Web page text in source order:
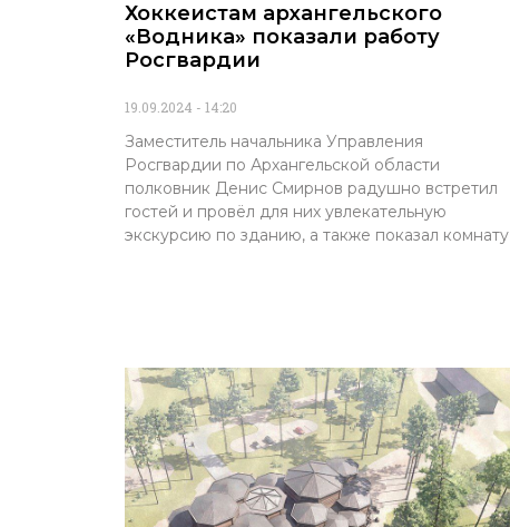
Хоккеистам архангельского
«Водника» показали работу
Росгвардии
19.09.2024 14:20
Заместитель начальника Управления
Росгвардии по Архангельской области
полковник Денис Смирнов радушно встретил
гостей и провёл для них увлекательную
экскурсию по зданию, а также показал комнату